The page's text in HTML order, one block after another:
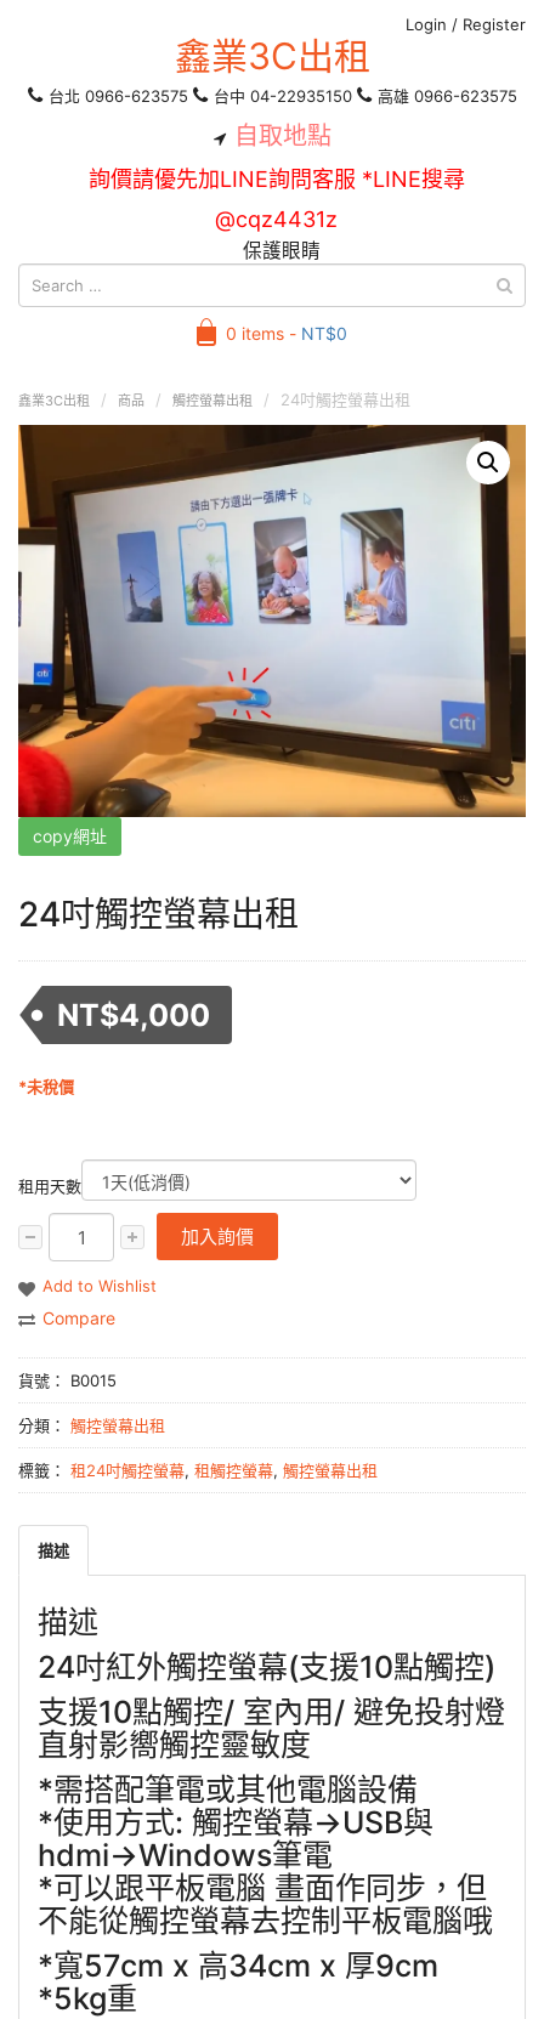
Login / Register
鑫業3C出租
台北 0966-623575 台中 04-22935150 高雄 0966-623575
自取地點
詢價請優先加LINE詢問客服 *LINE搜尋
@cqz4431z
保護眼睛
0 items - NT$0
鑫業3C出租 商品 觸控螢幕出租 24吋觸控螢幕出租
copy網址
24吋觸控螢幕出租
NT$4,000
*未稅價
租用天數
加入詢價
Add to Wishlist
Compare
貨號： B0015
分類： 觸控螢幕出租
標籤： 租24吋觸控螢幕, 租觸控螢幕, 觸控螢幕出租
描述
描述
24吋紅外觸控螢幕(支援10點觸控)
支援10點觸控/ 室內用/ 避免投射燈
直射影嚮觸控靈敏度
*需搭配筆電或其他電腦設備
*使用方式: 觸控螢幕->USB與
hdmi->Windows筆電
*可以跟平板電腦 畫面作同步，但
不能從觸控螢幕去控制平板電腦哦
*寬57cm x 高34cm x 厚9cm
*5kg重